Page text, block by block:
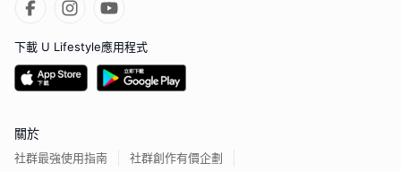
下載 U Lifestyle應用程式
關於
社群最強使用指南 社群創作有價企劃